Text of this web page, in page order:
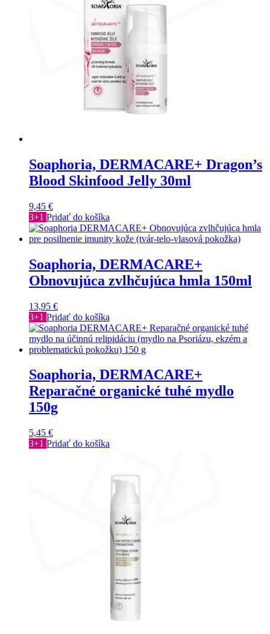
Soaphoria, DERMACARE+ Dragon’s
Blood Skinfood Jelly 30ml
9,45 €
3+1 Pridať do košíka
Soaphoria, DERMACARE+
Obnovujúca zvlhčujúca hmla 150ml
13,95 €
3+1 Pridať do košíka
Soaphoria, DERMACARE+
Reparačné organické tuhé mydlo
150g
5,45 €
3+1 Pridať do košíka